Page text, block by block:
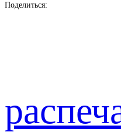
Поделиться: